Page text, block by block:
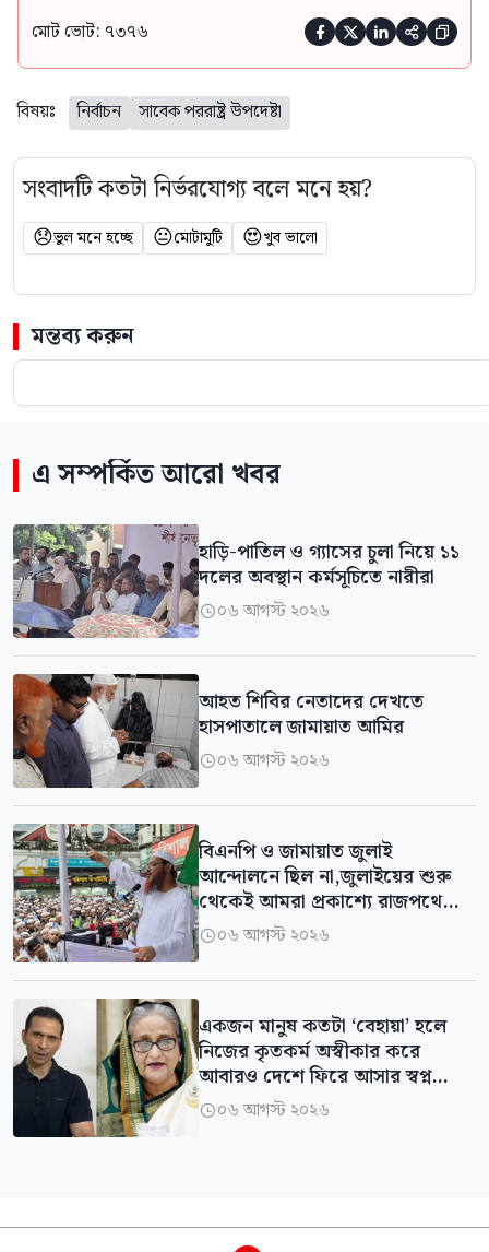
মোট ভোট: ৭৩৭৬     
বিষয়ঃ নির্বাচন সাবেক পররাষ্ট্র উপদেষ্টা
সংবাদটি কতটা নির্ভরযোগ্য বলে মনে হয়?
😞ভুল মনে হচ্ছে 😐মোটামুটি 😍খুব ভালো
মন্তব্য করুন
এ সম্পর্কিত আরো খবর
হাড়ি-পাতিল ও গ্যাসের চুলা নিয়ে ১১
দলের অবস্থান কর্মসূচিতে নারীরা
০৬ আগস্ট ২০২৬
আহত শিবির নেতাদের দেখতে
হাসপাতালে জামায়াত আমির
০৬ আগস্ট ২০২৬
বিএনপি ও জামায়াত জুলাই
আন্দোলনে ছিল না,জুলাইয়ের শুরু
থেকেই আমরা প্রকাশ্যে রাজপথে
ছিলাম: ফয়জুল করীম
০৬ আগস্ট ২০২৬
একজন মানুষ কতটা ‘বেহায়া’ হলে
নিজের কৃতকর্ম অস্বীকার করে
আবারও দেশে ফিরে আসার স্বপ্ন
দেখাতে পারেন: সোহেল তাজ
০৬ আগস্ট ২০২৬